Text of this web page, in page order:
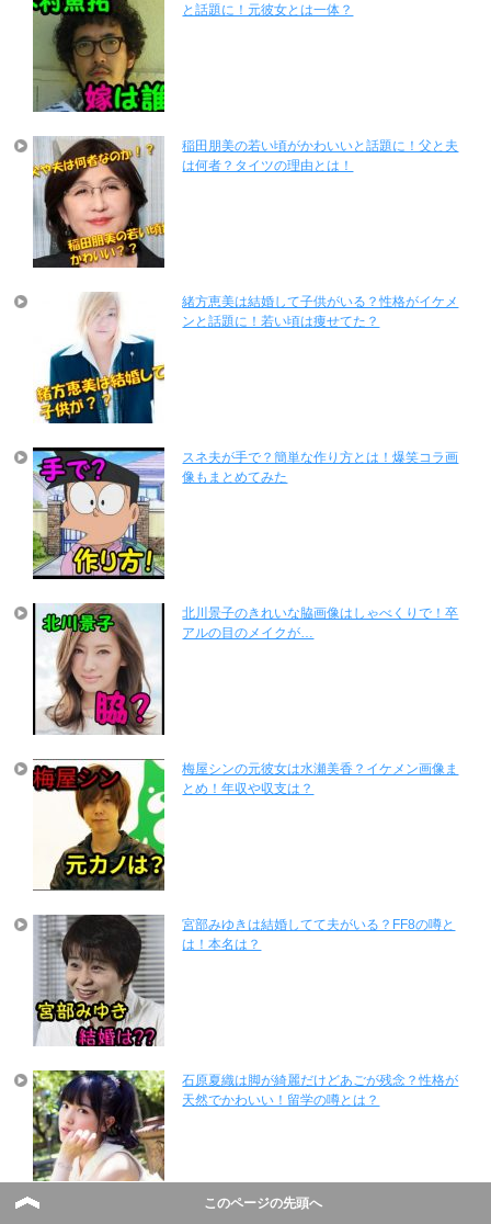
と話題に！元彼女とは一体？
稲田朋美の若い頃がかわいいと話題に！父と夫
は何者？タイツの理由とは！
緒方恵美は結婚して子供がいる？性格がイケメ
ンと話題に！若い頃は痩せてた？
スネ夫が手で？簡単な作り方とは！爆笑コラ画
像もまとめてみた
北川景子のきれいな脇画像はしゃべくりで！卒
アルの目のメイクが…
梅屋シンの元彼女は水瀬美香？イケメン画像ま
とめ！年収や収支は？
宮部みゆきは結婚してて夫がいる？FF8の噂と
は！本名は？
石原夏織は脚が綺麗だけどあごが残念？性格が
天然でかわいい！留学の噂とは？
このページの先頭へ